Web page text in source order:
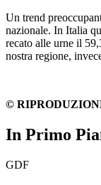
Un trend
nazionale. In Italia
recato alle urne il
nostra regione,
©
In Primo
GDF